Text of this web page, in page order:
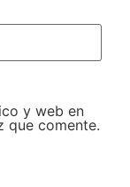
y web en
que comente.